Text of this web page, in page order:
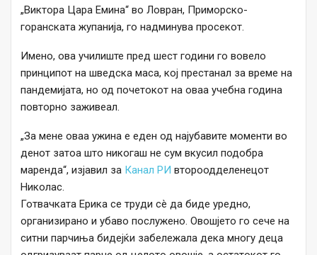
„Виктора Цара Емина“ во Ловран, Приморско-
горанската жупанија, го надминува просекот.
Имено, ова училиште пред шест години го вовело
принципот на шведска маса, кој престанал за време на
пандемијата, но од почетокот на оваа учебна година
повторно заживеал.
„За мене оваа ужина е еден од најубавите моменти во
денот затоа што никогаш не сум вкусил подобра
маренда“, изјавил за Канал РИ второодделенецот
Николас.
Готвачката Ерика се труди сè да биде уредно,
организирано и убаво послужено. Овошјето го сече на
ситни парчиња бидејќи забележала дека многу деца